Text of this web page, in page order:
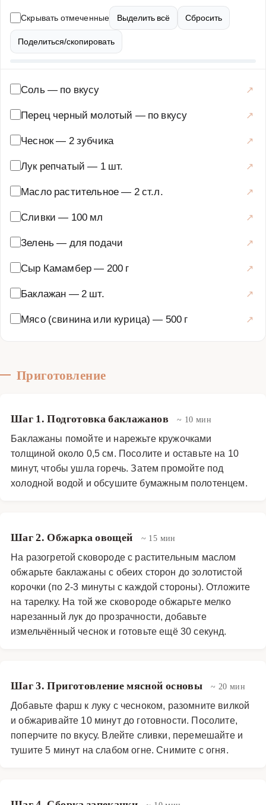
расскажем, как приготовить это блюдо, чтобы оно
получилось идеальным. Вы узнаете, как правильно
подготовить баклажаны, какой фарш лучше
использовать, и как добиться того, чтобы камамбер
Подавать запеканку можно как горячей, так и теплой, с
понравится вашим близким и станет одним из
любимых в вашей кулинарной коллекции.
Скрывать отмеченные Выделить всё Сбросить
Поделиться/скопировать
Соль — по вкусу
Перец черный молотый — по вкусу
Чеснок— 2 зубчика
Лук репчатый — 1 шт.
Масло растительное— 2 ст.л.
Сливки — 100 мл
Зелень — для подачи
Сыр Камамбер— 200 г
Баклажан — 2 шт.
Мясо (свинина или курица) — 500 г
Приготовление
Шаг 1. Подготовка баклажанов ~ 10 мин
Баклажаны помойте и нарежьте кружочками
толщиной около 0,5 см. Посолите и оставьте на 10
минут, чтобы ушла горечь. Затем промойте под
холодной водой и обсушите бумажным полотенцем.
Шаг 2. Обжарка овощей ~ 15 мин
На разогретой сковороде с растительным маслом
обжарьте баклажаны с обеих сторон до золотистой
корочки (по 2-3 минуты с каждой стороны). Отложите
на тарелку. На той же сковороде обжарьте мелко
нарезанный лук до прозрачности, добавьте
измельчённый чеснок и готовьте ещё 30 секунд.
Шаг 3. Приготовление мясной основы ~ 20 мин
Добавьте фарш к луку с чесноком, разомните вилкой
и обжаривайте 10 минут до готовности. Посолите,
поперчите по вкусу. Влейте сливки, перемешайте и
тушите 5 минут на слабом огне. Снимите с огня.